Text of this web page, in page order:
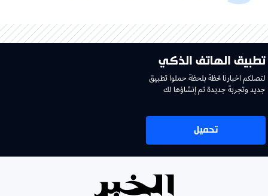
تطبيق الهاتف الذكي
لتصلكم اخبارنا لحظة بلحظة حملوا تطبيق
جديد وتجربة جديدة تم إنشاؤها لك
تحميل